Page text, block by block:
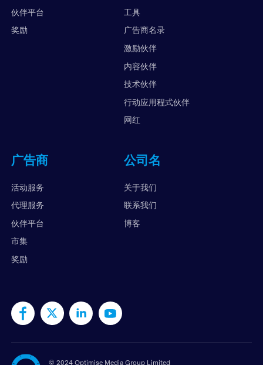
伙伴平台
奖励
工具
广告商名录
激励伙伴
内容伙伴
技术伙伴
行动应用程式伙伴
网红
广告商
活动服务
代理服务
伙伴平台
市集
奖励
公司名
关于我们
联系我们
博客
© 2024 Optimise Media Group Limited